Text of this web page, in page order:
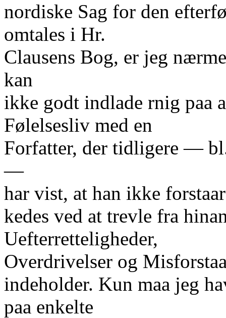
nordiske Sag for den
omtales i Hr.
Clausens Bog, er jeg
kan
ikke godt indlade rnig paa
Følelsesliv med en
Forfatter, der tidligere —
—
har vist, at han ikke
kedes ved at trevle fra
Uefterretteligheder,
Overdrivelser og
indeholder. Kun maa jeg
paa enkelte